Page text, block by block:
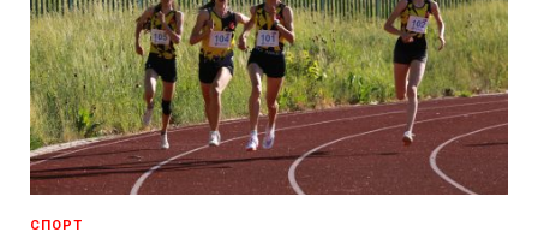
СПОРТ